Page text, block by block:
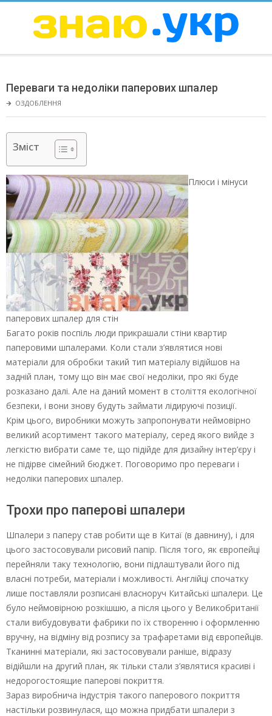
ЗНАЮ
Menu
Переваги та недоліки паперових шпалер
🡲 ОЗДОБЛЕННЯ
Зміст
Плюси і мінуси
паперових шпалер для стін
Багато років поспіль люди прикрашали стіни квартир
паперовими шпалерами. Коли стали з’являтися нові
матеріали для обробки такий тип матеріалу відійшов на
задній план, тому що він має свої недоліки, про які буде
розказано далі. Але на даний момент в століття екологічної
безпеки, і вони знову будуть займати лідируючі позиції.
Крім цього, виробники можуть запропонувати неймовірно
великий асортимент такого матеріалу, серед якого вийде з
легкістю вибрати саме те, що підійде для дизайну інтер’єру і
не підірве сімейний бюджет. Поговоримо про переваги і
недоліки паперових шпалер.
Трохи про паперові шпалери
Шпалери з паперу став робити ще в Китаї (в давнину), і для
цього застосовували рисовий папір. Після того, як європейці
перейняли таку технологію, вони підлаштували його під
власні потреби, матеріали і можливості. Англійці спочатку
лише поставляли розписані власноруч Китайські шпалери. Це
було неймовірною розкішшю, а після цього у Великобританії
стали вибудовувати фабрики по їх створенню і оформленню
вручну, на відміну від розпису за трафаретами від європейців.
Тканинні матеріали, які застосовували раніше, відразу
відійшли на другий план, як тільки стали з’являтися красиві і
недорогостоящие паперові покриття.
Зараз виробнича індустрія такого паперового покриття
настільки розвинулася, що можна придбати шпалери з